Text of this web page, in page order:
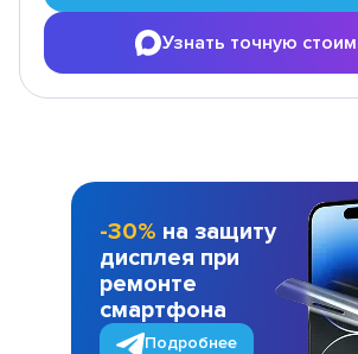
Узнать точную
-30% на защиту
дисплея при
ремонте
смартфона
Подробнее